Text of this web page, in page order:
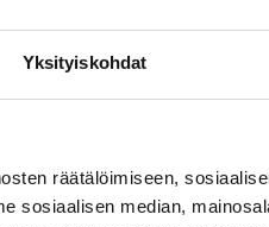
Yksityiskohdat
räätälöimiseen,
sosiaalisen median,